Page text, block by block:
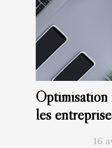
les
peuvent
16